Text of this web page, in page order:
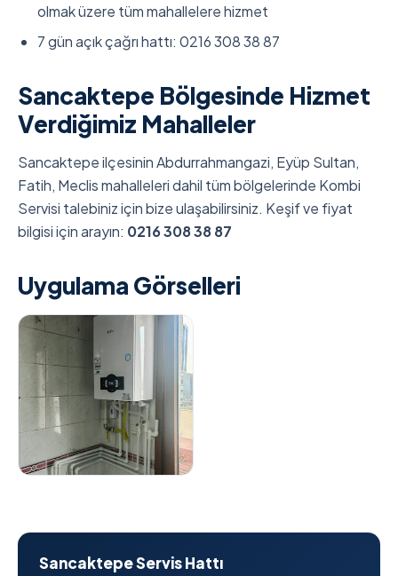
olmak üzere tüm mahallelere hizmet
7 gün açık çağrı hattı: 0216 308 38 87
Sancaktepe Bölgesinde Hizmet
Verdiğimiz Mahalleler
Sancaktepe ilçesinin Abdurrahmangazi, Eyüp Sultan,
Fatih, Meclis mahalleleri dahil tüm bölgelerinde Kombi
Servisi talebiniz için bize ulaşabilirsiniz. Keşif ve fiyat
bilgisi için arayın: 0216 308 38 87
Uygulama Görselleri
Sancaktepe Servis Hattı